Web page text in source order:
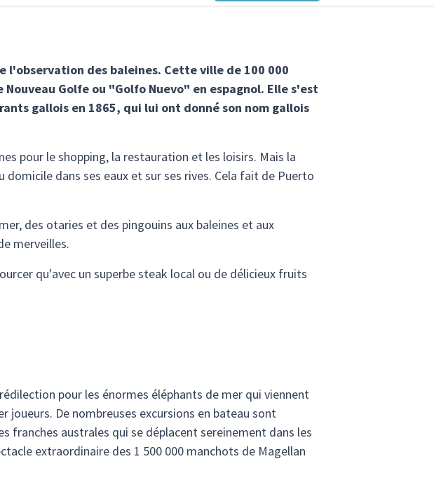
l'observation des baleines. Cette ville de 100 000
Golfe ou "Golfo Nuevo" en espagnol. Elle s'est
gallois en 1865, qui lui ont donné son nom gallois
pour le shopping, la restauration et les loisirs. Mais la
dans ses eaux et sur ses rives. Cela fait de Puerto
des otaries et des pingouins aux baleines et aux
merveilles.
qu'avec un superbe steak local ou de délicieux fruits
pour les énormes éléphants de mer qui viennent
joueurs. De nombreuses excursions en bateau sont
franches australes qui se déplacent sereinement dans les
extraordinaire des 1 500 000 manchots de Magellan